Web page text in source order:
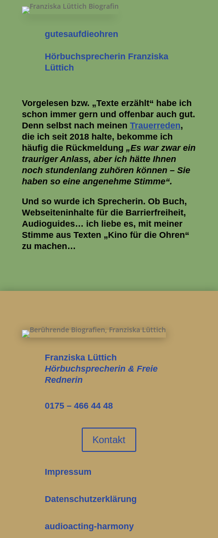
gutesaufdieohren
Hörbuchsprecherin Franziska
Lüttich
Vorgelesen bzw. „Texte erzählt“ habe ich
schon immer gern und offenbar auch gut.
Denn selbst nach meinen Trauerreden,
die ich seit 2018 halte, bekomme ich
häufig die Rückmeldung „Es war zwar ein
trauriger Anlass, aber ich hätte Ihnen
noch stundenlang zuhören können – Sie
haben so eine angenehme Stimme“.
Und so wurde ich Sprecherin. Ob Buch,
Webseiteninhalte für die Barrierfreiheit,
Audioguides… ich liebe es, mit meiner
Stimme aus Texten „Kino für die Ohren“
zu machen…
Franziska Lüttich
Hörbuchsprecherin & Freie
Rednerin
0175 – 466 44 48
Kontakt
Impressum
Datenschutzerklärung
audioacting-harmony